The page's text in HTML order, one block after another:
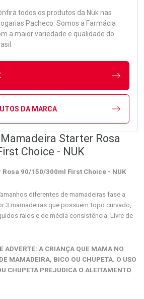
todos os produtos da Nuknas
Pacheco. Somos a Farmácia
a maior variedade e qualidade do
DA MARCA
Starter Rosa
Choice - NUK
90/150/300ml First Choice - NUK
diferentes de mamadeiras fase a
3 mamadeiras que possuem topo curvado,
ralos e de média consistência. Livre de
ADVERTE: A CRIANÇA QUE MAMA NO
MAMADEIRA, BICO OU CHUPETA. O USO
CHUPETA PREJUDICA O ALEITAMENTO